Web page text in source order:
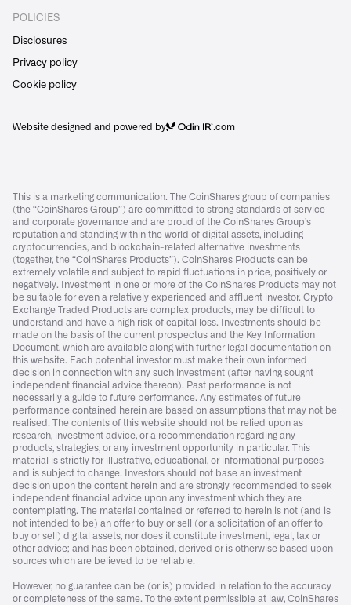
POLICIES
Disclosures
Privacy policy
Cookie policy
Website designed and powered by .com
This is a marketing communication. The CoinShares group of companies
(the “CoinShares Group”) are committed to strong standards of service
and corporate governance and are proud of the CoinShares Group’s
reputation and standing within the world of digital assets, including
cryptocurrencies, and blockchain-related alternative investments
(together, the “CoinShares Products”). CoinShares Products can be
extremely volatile and subject to rapid fluctuations in price, positively or
negatively. Investment in one or more of the CoinShares Products may not
be suitable for even a relatively experienced and affluent investor. Crypto
Exchange Traded Products are complex products, may be difficult to
understand and have a high risk of capital loss. Investments should be
made on the basis of the current prospectus and the Key Information
Document, which are available along with further legal documentation on
this website. Each potential investor must make their own informed
decision in connection with any such investment (after having sought
independent financial advice thereon). Past performance is not
necessarily a guide to future performance. Any estimates of future
performance contained herein are based on assumptions that may not be
realised. The contents of this website should not be relied upon as
research, investment advice, or a recommendation regarding any
products, strategies, or any investment opportunity in particular. This
material is strictly for illustrative, educational, or informational purposes
and is subject to change. Investors should not base an investment
decision upon the content herein and are strongly recommended to seek
independent financial advice upon any investment which they are
contemplating. The material contained or referred to herein is not (and is
not intended to be) an offer to buy or sell (or a solicitation of an offer to
buy or sell) digital assets, nor does it constitute investment, legal, tax or
other advice; and has been obtained, derived or is otherwise based upon
sources which are believed to be reliable.
However, no guarantee can be (or is) provided in relation to the accuracy
or completeness of the same. To the extent permissible at law, CoinShares